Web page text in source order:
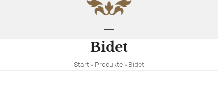
Open
mobile
menu
Close
mobile
menu
Bidet
Start » Produkte » Bidet